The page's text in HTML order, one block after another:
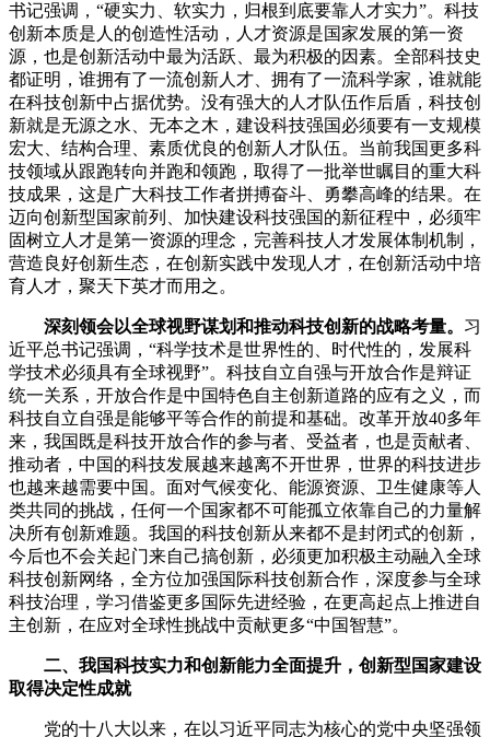
书记强调，“硬实力、软实力，归根到底要靠人才实力”。科技
创新本质是人的创造性活动，人才资源是国家发展的第一资
源，也是创新活动中最为活跃、最为积极的因素。全部科技史
都证明，谁拥有了一流创新人才、拥有了一流科学家，谁就能
在科技创新中占据优势。没有强大的人才队伍作后盾，科技创
新就是无源之水、无本之木，建设科技强国必须要有一支规模
宏大、结构合理、素质优良的创新人才队伍。当前我国更多科
技领域从跟跑转向并跑和领跑，取得了一批举世瞩目的重大科
技成果，这是广大科技工作者拼搏奋斗、勇攀高峰的结果。在
迈向创新型国家前列、加快建设科技强国的新征程中，必须牢
固树立人才是第一资源的理念，完善科技人才发展体制机制，
营造良好创新生态，在创新实践中发现人才，在创新活动中培
育人才，聚天下英才而用之。
深刻领会以全球视野谋划和推动科技创新的战略考量。 习
近平总书记强调，“科学技术是世界性的、时代性的，发展科
学技术必须具有全球视野”。科技自立自强与开放合作是辩证
统一关系，开放合作是中国特色自主创新道路的应有之义，而
科技自立自强是能够平等合作的前提和基础。改革开放40多年
来，我国既是科技开放合作的参与者、受益者，也是贡献者、
推动者，中国的科技发展越来越离不开世界，世界的科技进步
也越来越需要中国。面对气候变化、能源资源、卫生健康等人
类共同的挑战，任何一个国家都不可能孤立依靠自己的力量解
决所有创新难题。我国的科技创新从来都不是封闭式的创新，
今后也不会关起门来自己搞创新，必须更加积极主动融入全球
科技创新网络，全方位加强国际科技创新合作，深度参与全球
科技治理，学习借鉴更多国际先进经验，在更高起点上推进自
主创新，在应对全球性挑战中贡献更多“中国智慧”。
二、我国科技实力和创新能力全面提升，创新型国家建设
取得决定性成就
党的十八大以来，在以习近平同志为核心的党中央坚强领